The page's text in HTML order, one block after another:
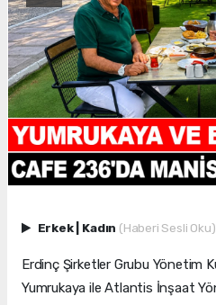
Erkek Kadın (Haberi Sesli Oku)
Erdinç Şirketler Grubu Yönetim
Yumrukaya ile Atlantis İnşaat